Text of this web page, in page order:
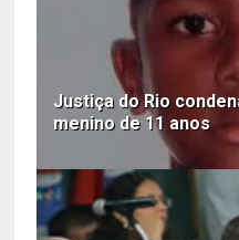
Justiça do Rio
menino de 11 anos